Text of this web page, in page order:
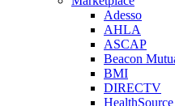
Adesso
AHLA
ASCAP
Beacon
BMI
DIRECTV